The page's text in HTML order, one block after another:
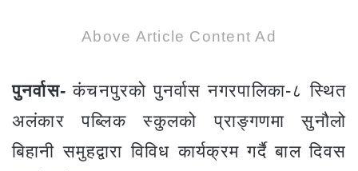
Above Article Content Ad
पुनर्वास- कंचनपुरको पुनर्वास नगरपालिका-८ स्थित
अलंकार पब्लिक स्कुलको प्राङ्गणमा सुनौलो
बिहानी समुहद्वारा विविध कार्यक्रम गर्दै बाल दिवस